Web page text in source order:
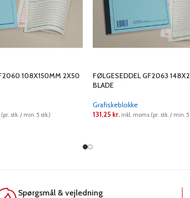
108X150MM 2X50
stk. / min. 5 stk.)
FØLGESEDDEL GF2063
BLADE
Grafiskeblokke
131,25 kr. inkl. moms (pr. stk. / min. 5
Spørgsmål & vejledning